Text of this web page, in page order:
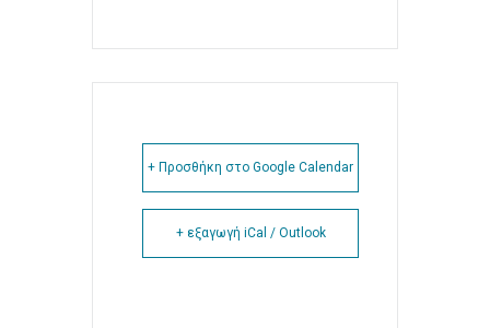
+ Προσθήκη στο Google Calendar
+ εξαγωγή iCal / Outlook